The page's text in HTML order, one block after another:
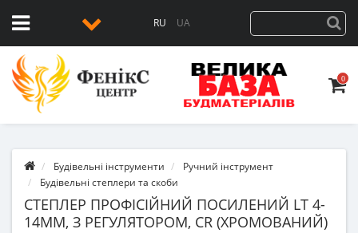
RU UA
0
Будівельні інструменти
Ручний інструмент
Будівельні степлери та скоби
СТЕПЛЕР ПРОФІСІЙНИЙ ПОСИЛЕНИЙ LT 4-
14ММ, З РЕГУЛЯТОРОМ, CR (ХРОМОВАНИЙ)